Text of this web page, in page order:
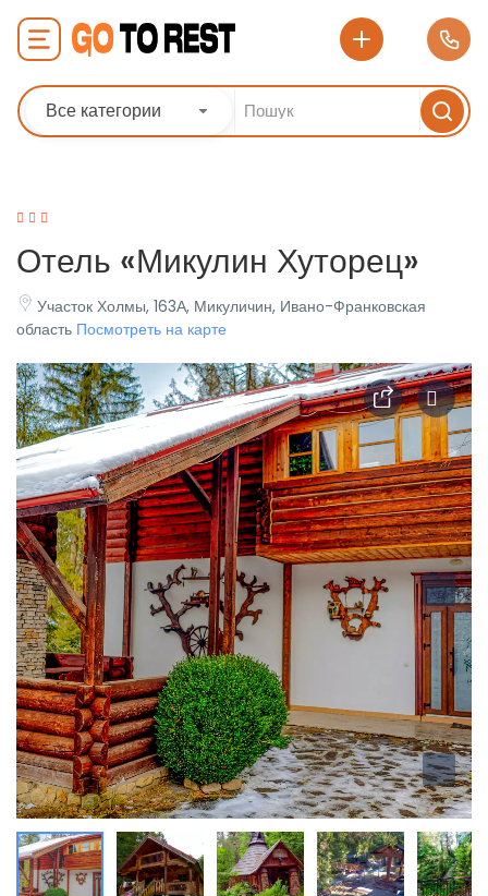
Все категории
Отель «Микулин Хуторец»
Участок Холмы, 163А, Микуличин, Ивано-Франковская
область Посмотреть на карте